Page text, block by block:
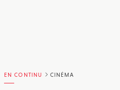
EN CONTINU CINÉMA